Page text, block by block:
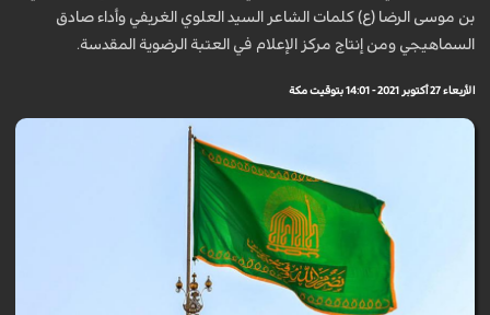
بن موسى الرضا (ع) كلمات الشاعر السيد العلوي الغريفي وأداء صادق
السماهيجي ومن إنتاج مركز الإعلام في العتبة الرضوية المقدسة.
الأربعاء 27 أكتوبر 2021 - 14:01 بتوقيت مكة